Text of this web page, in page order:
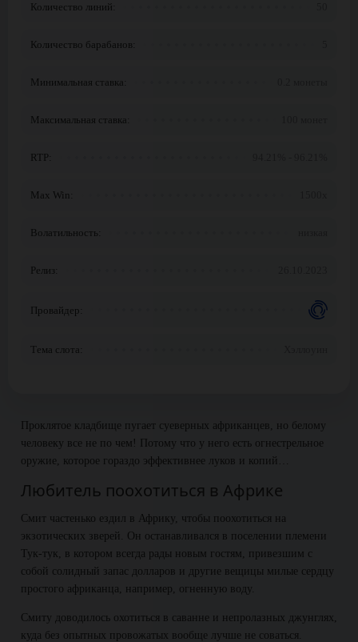
Количество линий:
Количество барабанов:
Минимальная ставка:
Максимальная ставка:
RTP:
Max Win:
Волатильность:
Релиз:
Провайдер:
Тема слота:
Проклятое кладбище пугает суеверных африканцев, но белому
человеку все не по чем! Потому что у него есть огнестрельное
оружие, которое гораздо эффективнее луков и копий…
Любитель поохотиться в Африке
Смит частенько ездил в Африку, чтобы поохотиться на
экзотических зверей. Он останавливался в поселении племени
Тук-тук, в котором всегда рады новым гостям, привезшим с
собой солидный запас долларов и другие вещицы милые сердцу
простого африканца, например, огненную воду.
Смиту доводилось охотиться в саванне и непролазных джунглях,
куда без опытных провожатых вообще лучше не соваться.